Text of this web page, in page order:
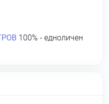
100% - едноличен